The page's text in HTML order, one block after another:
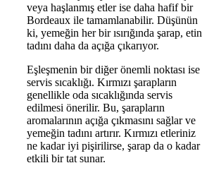
veya haşlanmış etler ise daha hafif bir
Bordeaux ile tamamlanabilir. Düşünün
ki, yemeğin her bir ısırığında şarap, etin
tadını daha da açığa çıkarıyor.
Eşleşmenin bir diğer önemli noktası ise
servis sıcaklığı. Kırmızı şarapların
genellikle oda sıcaklığında servis
edilmesi önerilir. Bu, şarapların
aromalarının açığa çıkmasını sağlar ve
yemeğin tadını artırır. Kırmızı etleriniz
ne kadar iyi pişirilirse, şarap da o kadar
etkili bir tat sunar.